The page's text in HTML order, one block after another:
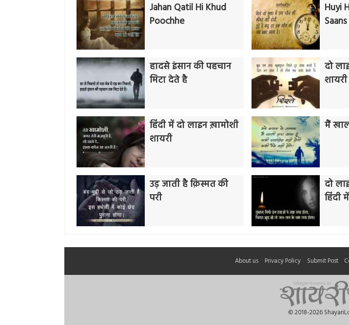
Jahan Qatil Hi Khud
Poochhe
Huyi
हादसे इंसान की पहचान
मिटा देते है
दो
शायरी
हिंदी में दो लाइन ख़ामोशी
शायरी
मैं
उड़ जाती है क़िस्मत की
परी
दो
हिंदी में
About us Privacy Policy Submit Post
© 2018-2026